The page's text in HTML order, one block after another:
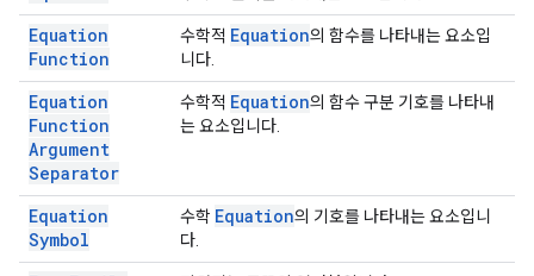
Equation
Function
수학적 Equation의 함수를 나타내는 요소입
니다.
Equation
Function
Argument
Separator
수학적 Equation의 함수 구분 기호를 나타내
는 요소입니다.
Equation
Symbol
수학 Equation의 기호를 나타내는 요소입니
다.